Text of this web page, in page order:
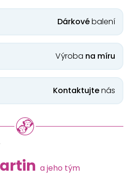
Dárkovébalení
Výroba na míru
Kontaktujtenás
a jeho tým